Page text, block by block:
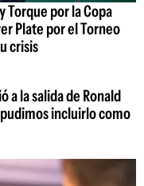
por la Copa
Plate por el Torneo
crisis
a la salida de Ronald
incluirlo como